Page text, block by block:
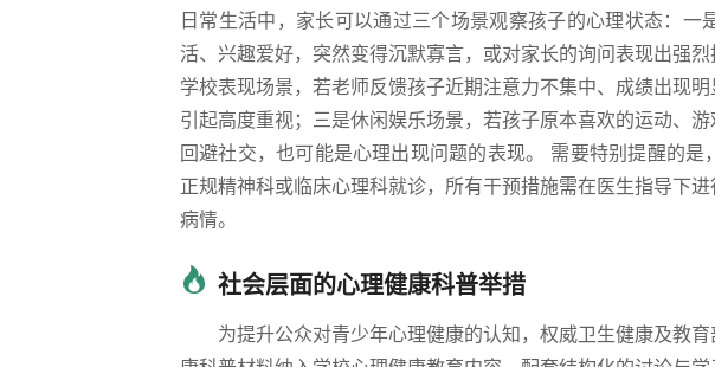
日常生活中，家长可以通过三个场景观察孩子的心理状态：
活、兴趣爱好，突然变得沉默寡言，或对家长的询问表现出强
学校表现场景，若老师反馈孩子近期注意力不集中、成绩出现
引起高度重视；三是休闲娱乐场景，若孩子原本喜欢的运动、
回避社交，也可能是心理出现问题的表现。 需要特别提醒的
正规精神科或临床心理科就诊，所有干预措施需在医生指导下
病情。
社会层面的心理健康科普举措
为提升公众对青少年心理健康的认知，权威卫生健康及教